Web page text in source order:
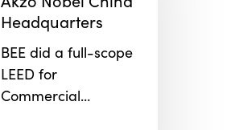
Headquarters
BEE did a full-scope
LEED for
Commercial…